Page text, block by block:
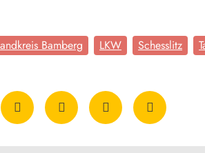
Bamberg LKW Schesslitz